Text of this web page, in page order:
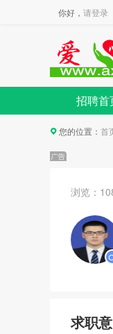
你好， 请登录
招聘首
您的位置： 首
浏览：
求职